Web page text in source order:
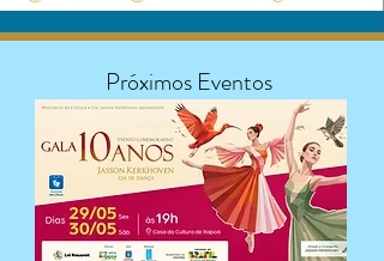
Próximos Eventos